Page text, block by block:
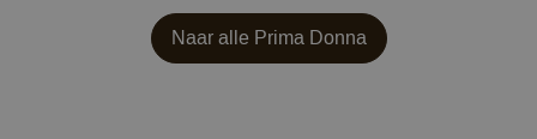
Naar alle Prima Donna